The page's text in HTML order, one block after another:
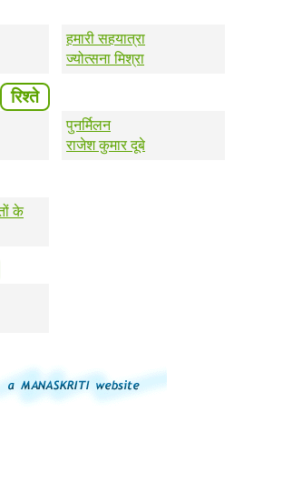
हमारी सहयात्रा
ज्योत्सना मिश्रा
रिश्ते
पुनर्मिलन
राजेश कुमार दूबे
के